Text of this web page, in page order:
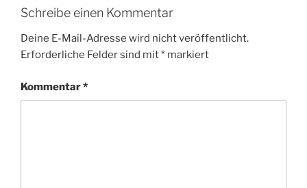
Schreibe einen Kommentar
Deine E-Mail-Adresse wird nicht veröffentlicht.
Erforderliche Felder sind mit* markiert
Kommentar*